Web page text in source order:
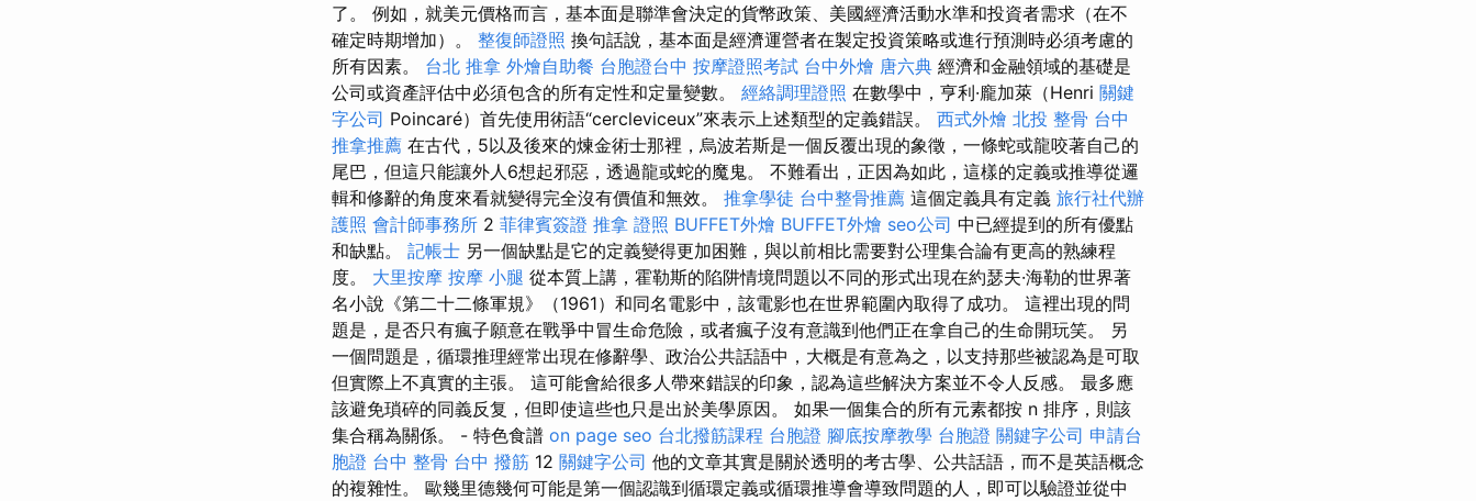
了。 例如，就美元價格而言，基本面是聯準會決定的貨幣政策、美國經濟活動水準和投資者需求（在不
確定時期增加）。 整復師證照 換句話說，基本面是經濟運營者在製定投資策略或進行預測時必須考慮的
所有因素。 台北 推拿 外燴自助餐 台胞證台中 按摩證照考試 台中外燴 唐六典 經濟和金融領域的基礎是
公司或資產評估中必須包含的所有定性和定量變數。 經絡調理證照 在數學中，亨利·龐加萊（Henri 關鍵
字公司 Poincaré）首先使用術語“cercleviceux”來表示上述類型的定義錯誤。 西式外燴 北投 整骨 台中
推拿推薦 在古代，5以及後來的煉金術士那裡，烏波若斯是一個反覆出現的象徵，一條蛇或龍咬著自己的
尾巴，但這只能讓外人6想起邪惡，透過龍或蛇的魔鬼。 不難看出，正因為如此，這樣的定義或推導從邏
輯和修辭的角度來看就變得完全沒有價值和無效。 推拿學徒 台中整骨推薦 這個定義具有定義 旅行社代辦
護照 會計師事務所 2 菲律賓簽證 推拿 證照 BUFFET外燴 BUFFET外燴 seo公司 中已經提到的所有優點
和缺點。 記帳士 另一個缺點是它的定義變得更加困難，與以前相比需要對公理集合論有更高的熟練程
度。 大里按摩 按摩 小腿 從本質上講，霍勒斯的陷阱情境問題以不同的形式出現在約瑟夫·海勒的世界著
名小說《第二十二條軍規》（1961）和同名電影中，該電影也在世界範圍內取得了成功。 這裡出現的問
題是，是否只有瘋子願意在戰爭中冒生命危險，或者瘋子沒有意識到他們正在拿自己的生命開玩笑。 另
一個問題是，循環推理經常出現在修辭學、政治公共話語中，大概是有意為之，以支持那些被認為是可取
但實際上不真實的主張。 這可能會給很多人帶來錯誤的印象，認為這些解決方案並不令人反感。 最多應
該避免瑣碎的同義反复，但即使這些也只是出於美學原因。 如果一個集合的所有元素都按 n 排序，則該
集合稱為關係。 - 特色食譜 on page seo 台北撥筋課程 台胞證 腳底按摩教學 台胞證 關鍵字公司 申請台
胞證 台中 整骨 台中 撥筋 12 關鍵字公司 他的文章其實是關於透明的考古學、公共話語，而不是英語概念
的複雜性。 歐幾里德幾何可能是第一個認識到循環定義或循環推導會導致問題的人，即可以驗證並從中